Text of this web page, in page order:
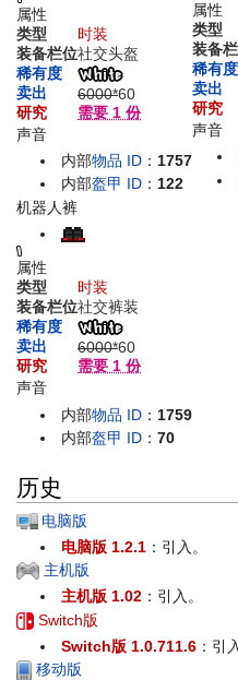
属性
类型
时装
装备栏位社交头盔
稀有度
卖出
6000*60
研究
需要 1 份
声音
内部物品 ID ： 1757
内部盔甲 ID ：122
属性
类型
装备
稀有度
卖出
研究
声音
机器人裤
属性
类型
时装
装备栏位社交裤装
稀有度
卖出
6000*60
研究
需要 1 份
声音
内部物品 ID ： 1759
内部盔甲 ID ：70
历史
电脑版
电脑版 1.2.1 ：引入。
主机版
主机版 1.02 ：引入。
Switch版
Switch版 1.0.711.6 ：引
移动版